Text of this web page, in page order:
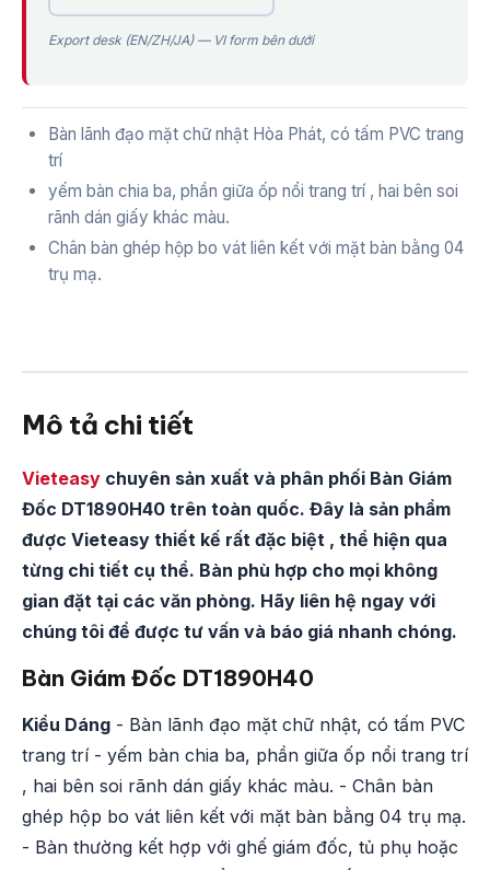
Export desk (EN/ZH/JA) — VI form bên dưới
Bàn lãnh đạo mặt chữ nhật Hòa Phát, có tấm PVC trang
trí
yếm bàn chia ba, phần giữa ốp nổi trang trí , hai bên soi
rãnh dán giấy khác màu.
Chân bàn ghép hộp bo vát liên kết với mặt bàn bằng 04
trụ mạ.
Mô tả chi tiết
Vieteasy chuyên sản xuất và phân phối Bàn Giám
Đốc DT1890H40 trên toàn quốc. Đây là sản phẩm
được Vieteasy thiết kế rất đặc biệt , thể hiện qua
từng chi tiết cụ thể. Bàn phù hợp cho mọi không
gian đặt tại các văn phòng. Hãy liên hệ ngay với
chúng tôi để được tư vấn và báo giá nhanh chóng.
Bàn Giám Đốc DT1890H40
Kiểu Dáng - Bàn lãnh đạo mặt chữ nhật, có tấm PVC
trang trí - yếm bàn chia ba, phần giữa ốp nổi trang trí
, hai bên soi rãnh dán giấy khác màu. - Chân bàn
ghép hộp bo vát liên kết với mặt bàn bằng 04 trụ mạ.
- Bàn thường kết hợp với ghế giám đốc, tủ phụ hoặc